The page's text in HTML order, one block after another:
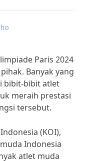
Paris 2024
Banyak yang
bibit-bibit atlet
meraih prestasi
tersebut.
(KOI),
Indonesia
atlet muda